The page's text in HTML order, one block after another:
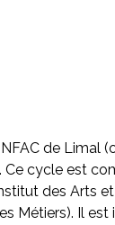
de Limal
cycle est
des Arts
Métiers). Il